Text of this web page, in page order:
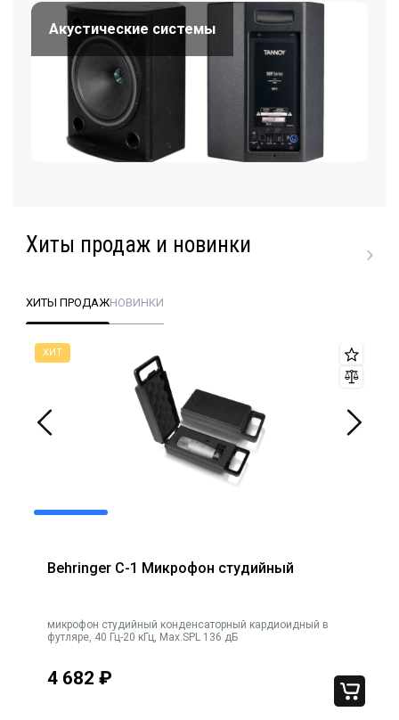
Акустические системы
Хиты продаж и новинки
ХИТЫ ПРОДАЖНОВИНКИ
Behringer C-1 Микрофон студийный
микрофон студийный конденсаторный кардиоидный в
футляре, 40 Гц-20 кГц, Max.SPL 136 дБ
4 682 ₽